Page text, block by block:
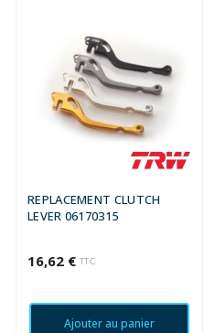
REPLACEMENT CLUTCH
LEVER 06170315
16,62 € TTC
Ajouter au panier